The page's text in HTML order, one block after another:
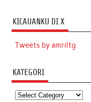
KICAUANKU DI X
Tweets by amriltg
KATEGORI
Kategori